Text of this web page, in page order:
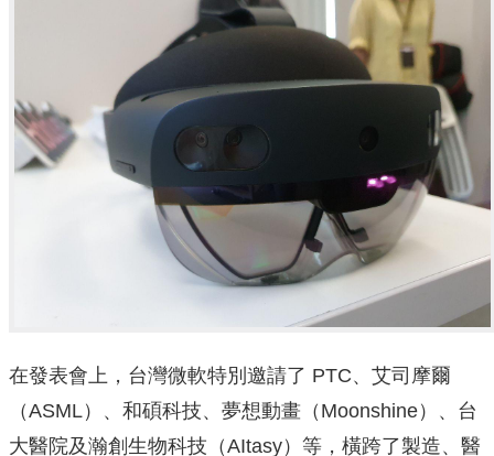
在發表會上，台灣微軟特別邀請了 PTC、艾司摩爾
（ASML）、和碩科技、夢想動畫（Moonshine）、台
大醫院及瀚創生物科技（AItasy）等，橫跨了製造、醫